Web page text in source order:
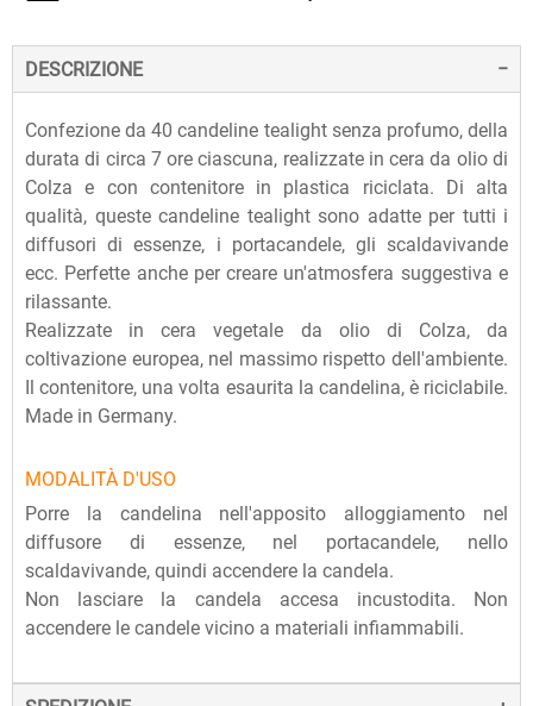
DESCRIZIONE
Confezione da 40 candeline tealight senza profumo, della
durata di circa 7 ore ciascuna, realizzate in cera da olio di
Colza e con contenitore in plastica riciclata. Di alta
qualità, queste candeline tealight sono adatte per tutti i
diffusori di essenze, i portacandele, gli scaldavivande
ecc. Perfette anche per creare un'atmosfera suggestiva e
rilassante.
Realizzate in cera vegetale da olio di Colza, da
coltivazione europea, nel massimo rispetto dell'ambiente.
Il contenitore, una volta esaurita la candelina, è riciclabile.
Made in Germany.
MODALITÀ D'USO
Porre la candelina nell'apposito alloggiamento nel
diffusore di essenze, nel portacandele, nello
scaldavivande, quindi accendere la candela.
Non lasciare la candela accesa incustodita. Non
accendere le candele vicino a materiali infiammabili.